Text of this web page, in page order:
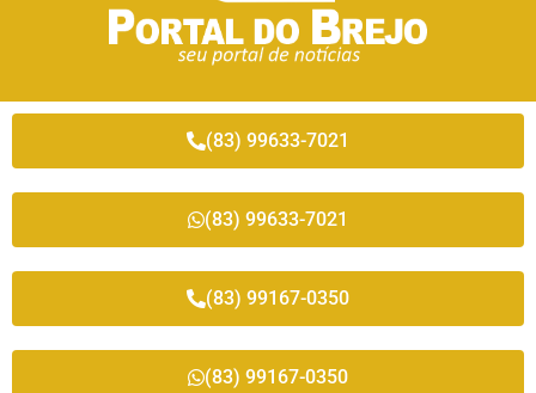
(83) 99633-7021
(83) 99633-7021
(83) 99167-0350
(83) 99167-0350